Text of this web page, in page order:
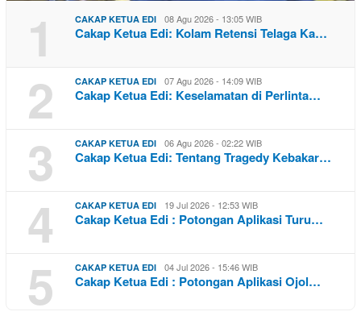
1 CAKAP KETUA EDI 08 Agu 2026 - 13:05 WIB
Cakap Ketua Edi: Kolam Retensi Telaga Ka…
2 CAKAP KETUA EDI 07 Agu 2026 - 14:09 WIB
Cakap Ketua Edi: Keselamatan di Perlinta…
3 CAKAP KETUA EDI 06 Agu 2026 - 02:22 WIB
Cakap Ketua Edi: Tentang Tragedy Kebakar…
4 CAKAP KETUA EDI 19 Jul 2026 - 12:53 WIB
Cakap Ketua Edi : Potongan Aplikasi Turu…
5 CAKAP KETUA EDI 04 Jul 2026 - 15:46 WIB
Cakap Ketua Edi : Potongan Aplikasi Ojol…